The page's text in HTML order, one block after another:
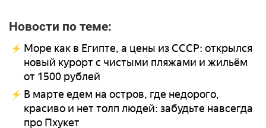
Новости по теме:
Море как в Египте, а цены из СССР: открылся
новый курорт с чистыми пляжами и жильём
от 1500 рублей
В марте едем на остров, где недорого,
красиво и нет толп людей: забудьте навсегда
про Пхукет